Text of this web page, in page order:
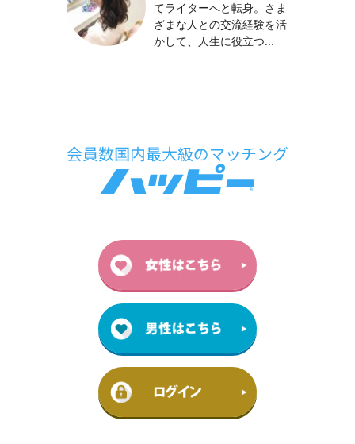
てライターへと転身。さま
ざまな人との交流経験を活
かして、人生に役立つ...